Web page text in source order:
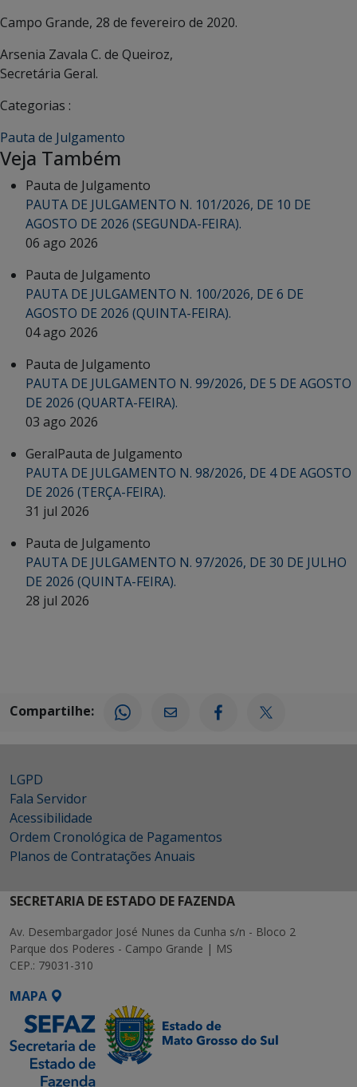
Campo Grande, 28 de fevereiro de 2020.
Arsenia Zavala C. de Queiroz,
Secretária Geral.
Categorias :
Pauta de Julgamento
Veja Também
Pauta de Julgamento
PAUTA DE JULGAMENTO N. 101/2026, DE 10 DE
AGOSTO DE 2026 (SEGUNDA-FEIRA).
06 ago 2026
Pauta de Julgamento
PAUTA DE JULGAMENTO N. 100/2026, DE 6 DE
AGOSTO DE 2026 (QUINTA-FEIRA).
04 ago 2026
Pauta de Julgamento
PAUTA DE JULGAMENTO N. 99/2026, DE 5 DE AGOSTO
DE 2026 (QUARTA-FEIRA).
03 ago 2026
GeralPauta de Julgamento
PAUTA DE JULGAMENTO N. 98/2026, DE 4 DE AGOSTO
DE 2026 (TERÇA-FEIRA).
31 jul 2026
Pauta de Julgamento
PAUTA DE JULGAMENTO N. 97/2026, DE 30 DE JULHO
DE 2026 (QUINTA-FEIRA).
28 jul 2026
Compartilhe:
LGPD
Fala Servidor
Acessibilidade
Ordem Cronológica de Pagamentos
Planos de Contratações Anuais
SECRETARIA DE ESTADO DE FAZENDA
Av. Desembargador José Nunes da Cunha s/n - Bloco 2
Parque dos Poderes - Campo Grande | MS
CEP.: 79031-310
MAPA